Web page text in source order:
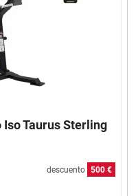
Taurus Sterling
descuento 500 €